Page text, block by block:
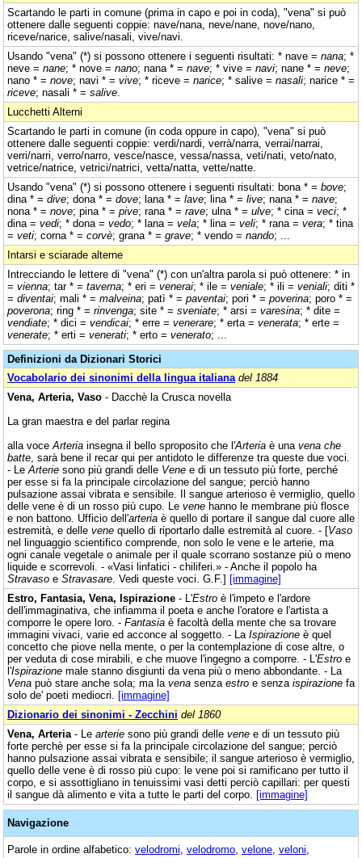
Scartando le parti in comune (prima in capo e poi in coda), "vena" si può
ottenere dalle seguenti coppie: nave/nana, neve/nane, nove/nano,
riceve/narice, salive/nasali, vive/navi.
Usando "vena" (*) si possono ottenere i seguenti risultati: * nave = nana; *
neve = nane; * nove = nano; nana * = nave; * vive = navi; nane * = neve;
nano * = nove; navi * = vive; * riceve = narice; * salive = nasali; narice * =
riceve; nasali * = salive
Lucchetti Alterni
Scartando le parti in comune (in coda oppure in capo), "vena" si può
ottenere dalle seguenti coppie: verdi/nardi, verrà/narra, verrai/narrai,
verri/narri, verro/narro, vesce/nasce, vessa/nassa, veti/nati, veto/nato,
vetrice/natrice, vetrici/natrici, vetta/natta, vette/natte.
Usando "vena" (*) si possono ottenere i seguenti risultati: bona * = bove;
dina * = dive; dona * = dove; lana * = lave; lina * = live; nana * = nave;
nona * = nove; pina * = pive; rana * = rave; ulna * = ulve; * cina = veci; *
dina = vedi; * dona = vedo; * lana = vela; * lina = veli; * rana = vera; * tina
= veti; corna * = corvè; grana * = grave; * vendo = nando; ...
Intarsi e sciarade alterne
Intrecciando le lettere di "vena" (*) con un'altra parola si può ottenere: * in
= vienna; tar * = taverna; * eri = venerai; * ile = veniale; * ili = veniali; diti *
= diventai; mali * = malveina; patì * = paventai; pori * = poverina; poro * =
poverona; ring * = rinvenga; site * = sveniate; * arsi = varesina; * dite =
vendiate; * dici = vendicai; * erre = venerare; * erta = venerata; * erte =
venerate; * erti = venerati; * erto = venerato; ...
Definizioni da Dizionari Storici
Vocabolario dei sinonimi della lingua italiana del 1884
Vena, Arteria, Vaso - Dacchè la Crusca novella
La gran maestra e del parlar regina
alla voce Arteria insegna il bello sproposito che l'Arteria è una vena che
batte , sarà bene il recar qui per antidoto le differenze tra queste due voci.
- Le Arterie sono più grandi delle Vene e di un tessuto più forte, perché
per esse si fa la principale circolazione del sangue; perciò hanno
pulsazione assai vibrata e sensibile. Il sangue arterioso è vermiglio, quello
delle vene è di un rosso più cupo. Le vene hanno le membrane più flosce
e non battono. Ufficio dell'arteria è quello di portare il sangue dal cuore alle
estremità, e delle vene quello di riportarlo dalle estremità al cuore. - [Vaso
nel linguaggio scientifico comprende, non solo le vene e le arterie, ma
ogni canale vegetale o animale per il quale scorrano sostanze più o meno
liquide e scorrevoli. - «Vasi linfatici - chiliferi.» - Anche il popolo ha
Stravaso e Stravasare . Vedi queste voci. G.F.] [immagine]
Estro, Fantasia, Vena, Ispirazione - L'Estro è l'impeto e l'ardore
dell'immaginativa, che infiamma il poeta e anche l'oratore e l'artista a
comporre le opere loro. - Fantasia è facoltà della mente che sa trovare
immagini vivaci, varie ed acconce al soggetto. - La Ispirazione è quel
concetto che piove nella mente, o per la contemplazione di cose altre, o
per veduta di cose mirabili, e che muove l'ingegno a comporre. - L'Estro e
l'Ispirazione male stanno disgiunti da vena più o meno abbondante. - La
Vena può stare anche sola; ma la vena senza estro e senza ispirazione fa
solo de' poeti mediocri. [immagine]
Dizionario dei sinonimi - Zecchini del 1860
Vena, Arteria - Le arterie sono più grandi delle vene e di un tessuto più
forte perchè per esse si fa la principale circolazione del sangue; perciò
hanno pulsazione assai vibrata e sensibile; il sangue arterioso è vermiglio,
quello delle vene è di rosso più cupo: le vene poi si ramificano per tutto il
corpo, e si assottigliano in tenuissimi vasi detti perciò capillari: per questi
il sangue dà alimento e vita a tutte le parti del corpo. [immagine]
Navigazione
Parole in ordine alfabetico: velodromi velodromo velone veloni